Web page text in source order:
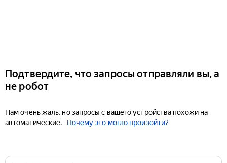
Подтвердите, что запросы отправляли вы, а
не робот
Нам очень жаль, но запросы с вашего устройства похожи на
автоматические.
Почему это могло произойти?